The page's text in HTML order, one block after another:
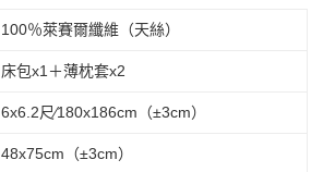
100％萊賽爾纖維（天絲）
床包x1＋薄枕套x2
6x6.2尺∕180x186cm（±3cm）
48x75cm（±3cm）